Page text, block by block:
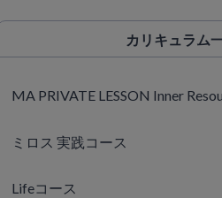
カリキュラム
MA PRIVATE LESSON Inner
ミロス 実践コース
Lifeコース